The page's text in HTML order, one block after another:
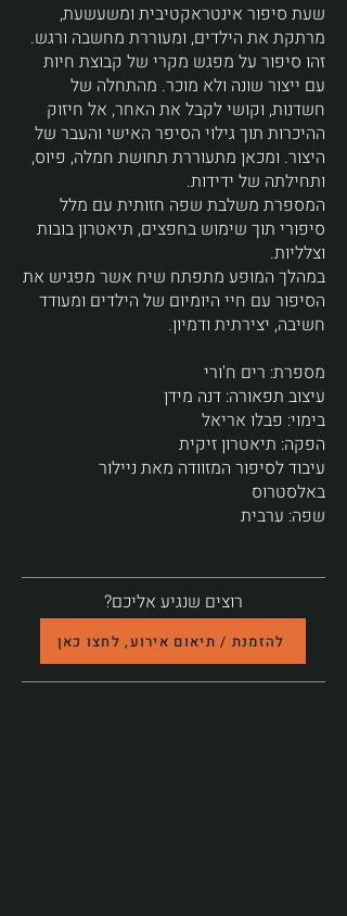
שעת סיפור אינטראקטיבית ומשעשעת,
מרתקת את הילדים, ומעוררת מחשבה ורגש.
זהו סיפור על מפגש מקרי של קבוצת חיות
עם ייצור שונה ולא מוכר. מהתחלה של
חשדנות, וקושי לקבל את האחר, אל חיזוק
ההיכרות תוך גילוי הסיפר האישי והעבר של
היצור. ומכאן מתעוררת תחושת חמלה, פיוס,
ותחילתה של ידידות.
המספרת משלבת שפה חזותית עם מלל
סיפורי תוך שימוש בחפצים, תיאטרון בובות
וצלליות.
במהלך המופע מתפתח שיח אשר מפגיש את
הסיפור עם חיי היומיום של הילדים ומעודד
חשיבה, יצירתית ודמיון.
מספרת: רים ח'ורי
עיצוב תפאורה: דנה מידן
בימוי: פבלו אריאל
הפקה: תיאטרון זיקית
עיבוד לסיפור המזוודה מאת ניילור
באלסטרוס
שפה: ערבית
רוצים שנגיע אליכם?
להזמנת / תיאום אירוע, לחצו כאן